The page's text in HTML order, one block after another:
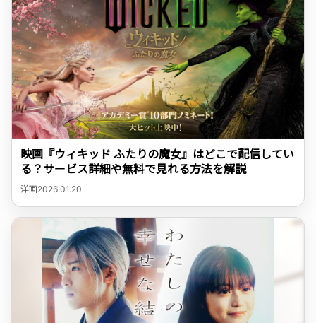
映画『ウィキッド ふたりの魔女』はどこで配信してい
る？サービス詳細や無料で見れる方法を解説
洋画2026.01.20